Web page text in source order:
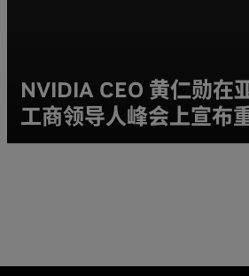
NVIDIA CEO 黄仁勋在
工商领导人峰会上宣布